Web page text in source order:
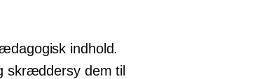
indhold.
skræddersy dem til